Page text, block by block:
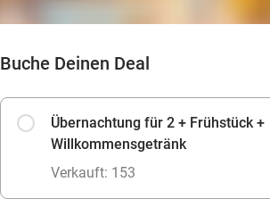
Buche Deinen Deal
Übernachtung für 2 + Frühstück +
Willkommensgetränk
Verkauft: 153